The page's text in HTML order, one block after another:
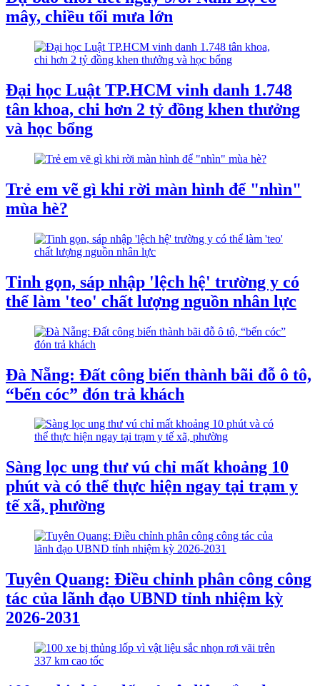
mây, chiều tối mưa lớn
Đại học Luật TP.HCM vinh danh 1.748
tân khoa, chi hơn 2 tỷ đồng khen thưởng
và học bổng
Trẻ em vẽ gì khi rời màn hình để "nhìn"
mùa hè?
Tinh gọn, sáp nhập 'lệch hệ' trường y có
thể làm 'teo' chất lượng nguồn nhân lực
Đà Nẵng: Đất công biến thành bãi đỗ ô tô,
“bến cóc” đón trả khách
Sàng lọc ung thư vú chỉ mất khoảng 10
phút và có thể thực hiện ngay tại trạm y
tế xã, phường
Tuyên Quang: Điều chỉnh phân công công
tác của lãnh đạo UBND tỉnh nhiệm kỳ
2026-2031